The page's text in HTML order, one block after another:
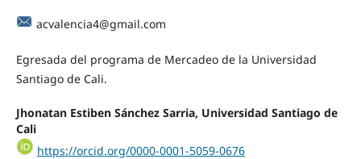
acvalencia4@gmail.com
Egresada del programa de Mercadeo de la Universidad
Santiago de Cali.
Jhonatan Estiben Sánchez Sarria, Universidad Santiago de
Cali
https://orcid.org/0000-0001-5059-0676